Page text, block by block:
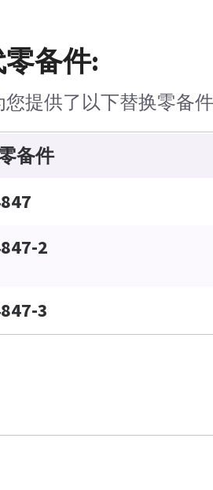
备件:
您提供了以下替换零备
备件
2
3